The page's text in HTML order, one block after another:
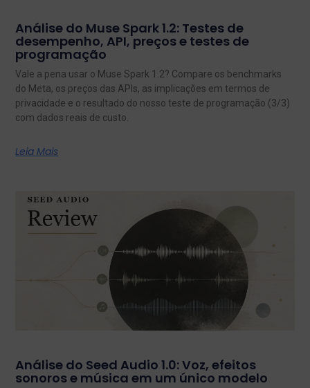
Análise do Muse Spark 1.2: Testes de
desempenho, API, preços e testes de
programação
Vale a pena usar o Muse Spark 1.2? Compare os benchmarks
do Meta, os preços das APIs, as implicações em termos de
privacidade e o resultado do nosso teste de programação (3/3)
com dados reais de custo.
Leia Mais
Análise do Seed Audio 1.0: Voz, efeitos
sonoros e música em um único modelo